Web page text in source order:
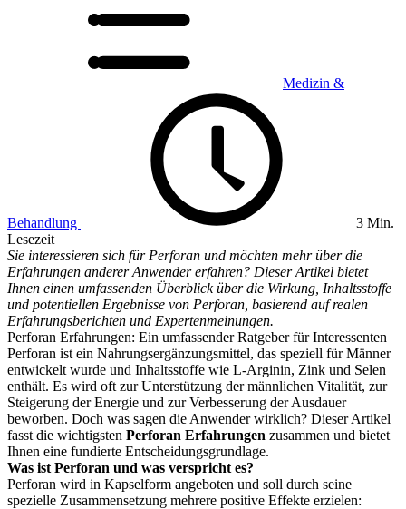
Medizin &
Behandlung
3 Min.
Lesezeit
Sie interessieren sich für Perforan und möchten mehr über die
Erfahrungen anderer Anwender erfahren? Dieser Artikel bietet
Ihnen einen umfassenden Überblick über die Wirkung, Inhaltsstoffe
und potentiellen Ergebnisse von Perforan, basierend auf realen
Erfahrungsberichten und Expertenmeinungen.
Perforan Erfahrungen: Ein umfassender Ratgeber für Interessenten
Perforan ist ein Nahrungsergänzungsmittel, das speziell für Männer
entwickelt wurde und Inhaltsstoffe wie L-Arginin, Zink und Selen
enthält. Es wird oft zur Unterstützung der männlichen Vitalität, zur
Steigerung der Energie und zur Verbesserung der Ausdauer
beworben. Doch was sagen die Anwender wirklich? Dieser Artikel
fasst die wichtigsten Perforan Erfahrungen zusammen und bietet
Ihnen eine fundierte Entscheidungsgrundlage.
Was ist Perforan und was verspricht es?
Perforan wird in Kapselform angeboten und soll durch seine
spezielle Zusammensetzung mehrere positive Effekte erzielen: